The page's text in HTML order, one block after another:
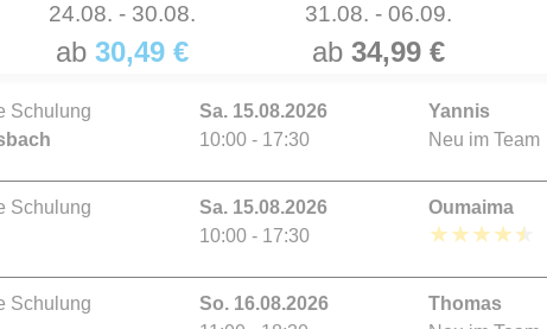
24.08. - 30.08.
ab 30,49 €
31.08. - 06.09.
ab 34,99 €
Schulung
Sa. 15.08.2026
10:00 - 17:30
Yannis
Neu im Team
Schulung
Sa. 15.08.2026
10:00 - 17:30
Oumaima
★★★★★
Schulung
So. 16.08.2026
Thomas